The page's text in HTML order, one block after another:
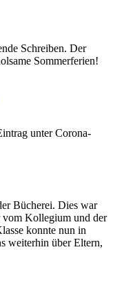
Schreiben. Der
Sommerferien!
unter Corona-
Bücherei. Dies war
vom Kollegium und der
konnte nun in
weiterhin über Eltern,